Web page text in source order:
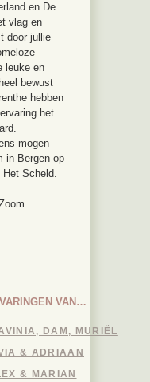
en De
vlag en
door jullie
leuke en
bewust
hebben
het
mogen
in Bergen op
Scheld.
VAN…
DAM, MURIËL
& ADRIAAN
& MARIAN